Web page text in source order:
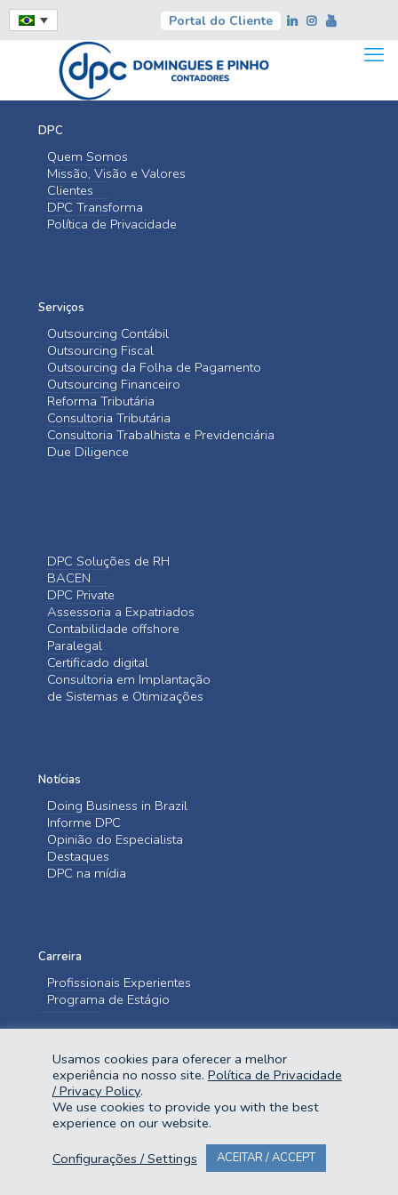
Portal do Cliente
DPC
Quem Somos
Missão, Visão e Valores
Clientes
DPC Transforma
Política de Privacidade
Serviços
Outsourcing Contábil
Outsourcing Fiscal
Outsourcing da Folha de Pagamento
Outsourcing Financeiro
Reforma Tributária
Consultoria Tributária
Consultoria Trabalhista e Previdenciária
Due Diligence
DPC Soluções de RH
BACEN
DPC Private
Assessoria a Expatriados
Contabilidade offshore
Paralegal
Certificado digital
Consultoria em Implantação
de Sistemas e Otimizações
Notícias
Doing Business in Brazil
Informe DPC
Opinião do Especialista
Destaques
DPC na mídia
Carreira
Profissionais Experientes
Programa de Estágio
Fale Conosco
@2023 Domingues e Pinho Contadores. Todos os direitos reservados.
Usamos cookies para oferecer a melhor
experiência no nosso site. Política de Privacidade
/ Privacy Policy.
We use cookies to provide you with the best
experience on our website.
Configurações / Settings
ACEITAR / ACCEPT